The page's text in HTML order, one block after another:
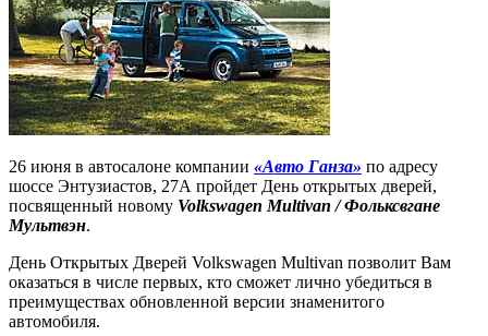
26 июня в автосалоне компании «Авто Ганза» по адресу
шоссе Энтузиастов, 27А пройдет День открытых дверей,
посвященный новому Volkswagen Multivan / Фольксвгане
Мультвэн.
День Открытых Дверей Volkswagen Multivan позволит Вам
оказаться в числе первых, кто сможет лично убедиться в
преимуществах обновленной версии знаменитого
автомобиля.